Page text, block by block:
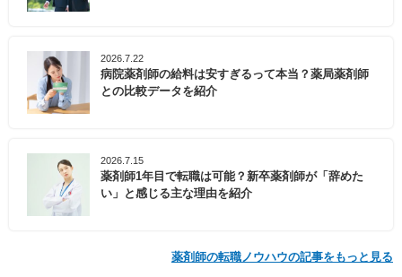
2026.7.22
病院薬剤師の給料は安すぎるって本当？薬局薬剤師
との比較データを紹介
2026.7.15
薬剤師1年目で転職は可能？新卒薬剤師が「辞めた
い」と感じる主な理由を紹介
薬剤師の転職ノウハウの記事をもっと見る